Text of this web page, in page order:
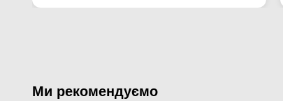
Ми рекомендуємо